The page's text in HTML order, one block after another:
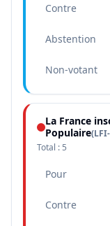
Contre
Abstention
Non-votant
La France
Populaire(
Total : 5
Pour
Contre